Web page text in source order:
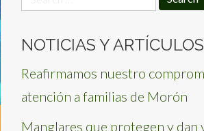
for:
NOTICIAS Y ARTÍCULOS
Reafirmamos nuestro
atención a familias de Morón
Manglares que protegen y dan